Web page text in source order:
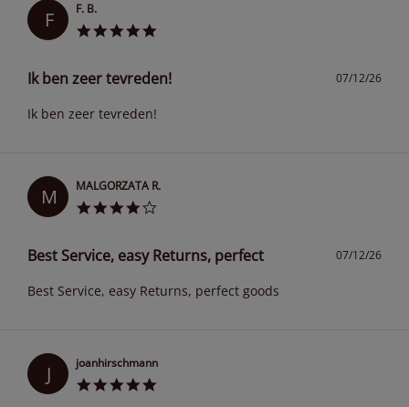
F F. B.
07/12/26
Ik ben zeer tevreden!
Ik ben zeer tevreden!
M MALGORZATA R.
07/12/26
Best Service, easy Returns, perfect
Best Service, easy Returns, perfect goods
J joanhirschmann